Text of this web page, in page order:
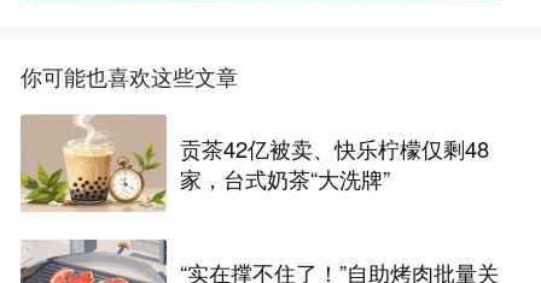
你可能也喜欢这些文章
贡茶42亿被卖、快乐柠檬仅剩48
家，台式奶茶“大洗牌”
“实在撑不住了！”自助烤肉批量关